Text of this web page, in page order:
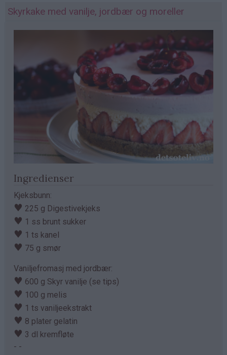
Skyrkake med vanilje, jordbær og moreller
Ingredienser
Kjeksbunn:
♥ 225 g Digestivekjeks
♥ 1 ss brunt sukker
♥ 1 ts kanel
♥ 75 g smør
Vaniljefromasj med jordbær:
♥ 600 g Skyr vanilje (se tips)
♥ 100 g melis
♥ 1 ts vaniljeekstrakt
♥ 8 plater gelatin
♥ 3 dl kremfløte
- -